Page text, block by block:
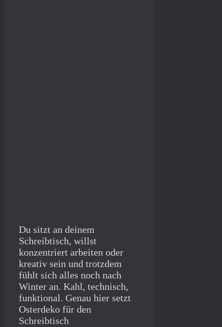
Du sitzt an deinem
Schreibtisch, willst
konzentriert arbeiten oder
kreativ sein und trotzdem
fühlt sich alles noch nach
Winter an. Kahl, technisch,
funktional. Genau hier setzt
Osterdeko für den
Schreibtisch